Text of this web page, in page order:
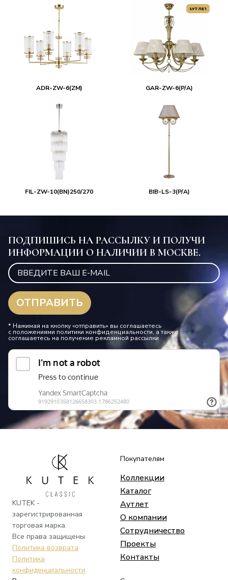
ADR-ZW-6(ZM)
АУТЛЕТ
GAR-ZW-6(P/A)
FIL-ZW-10(BN)250/270 BIB-LS-3(P/A)
ПОДПИШИСЬ НА РАССЫЛКУ И ПОЛУЧИ
ИНФОРМАЦИИ О НАЛИЧИИ В МОСКВЕ.
* Нажимая на кнопку «отправить» вы соглашаетесь
с положениями политики конфиденциальности, а также
соглашаетесь на получение рекламной рассылки
KUTEK -
зарегистрированная
торговая марка.
Все права защищены
Политика возврата
Политика
конфиденциальности
Покупателям
Коллекции
Каталог
Аутлет
О компании
Сотрудничество
Проекты
Контакты